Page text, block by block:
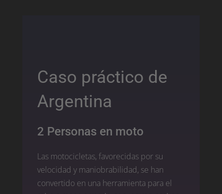
Caso práctico de
Argentina
2 Personas en moto
Las motocicletas, favorecidas por su
velocidad y maniobrabilidad, se han
convertido en una herramienta para el